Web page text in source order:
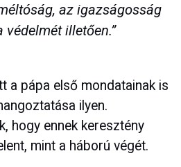
az igazságosság
védelmét illetően.”
a pápa első mondatainak is
ilyen.
hogy ennek keresztény
mint a háború végét.